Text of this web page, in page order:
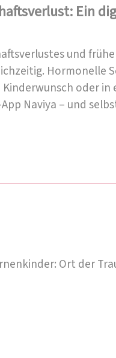
Ein
und
Hormonelle
oder in
Naviya – und
Ort der